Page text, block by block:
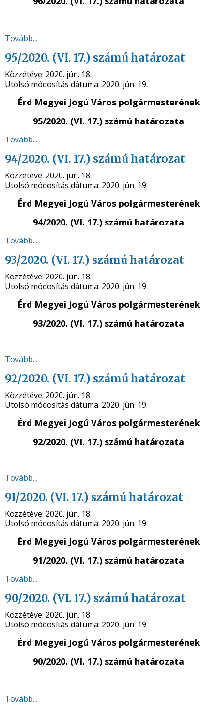
Tovább...
95/2020. (VI. 17.) számú határozat
Közzétéve: 2020. jún. 18.
Utolsó módosítás dátuma: 2020. jún. 19.
Érd Megyei Jogú Város polgármesterének
95/2020. (VI. 17.) számú határozata
Tovább...
94/2020. (VI. 17.) számú határozat
Közzétéve: 2020. jún. 18.
Utolsó módosítás dátuma: 2020. jún. 19.
Érd Megyei Jogú Város polgármesterének
94/2020. (VI. 17.) számú határozata
Tovább...
93/2020. (VI. 17.) számú határozat
Közzétéve: 2020. jún. 18.
Utolsó módosítás dátuma: 2020. jún. 19.
Érd Megyei Jogú Város polgármesterének
93/2020. (VI. 17.) számú határozata
Tovább...
92/2020. (VI. 17.) számú határozat
Közzétéve: 2020. jún. 18.
Utolsó módosítás dátuma: 2020. jún. 19.
Érd Megyei Jogú Város polgármesterének
92/2020. (VI. 17.) számú határozata
Tovább...
91/2020. (VI. 17.) számú határozat
Közzétéve: 2020. jún. 18.
Utolsó módosítás dátuma: 2020. jún. 19.
Érd Megyei Jogú Város polgármesterének
91/2020. (VI. 17.) számú határozata
Tovább...
90/2020. (VI. 17.) számú határozat
Közzétéve: 2020. jún. 18.
Utolsó módosítás dátuma: 2020. jún. 19.
Érd Megyei Jogú Város polgármesterének
90/2020. (VI. 17.) számú határozata
Tovább...